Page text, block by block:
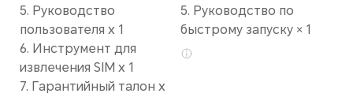
5. Руководство
пользователя x 1
6. Инструмент для
извлечения SIM x 1
7. Гарантийный талон x
5. Руководство по
быстрому запуску × 1